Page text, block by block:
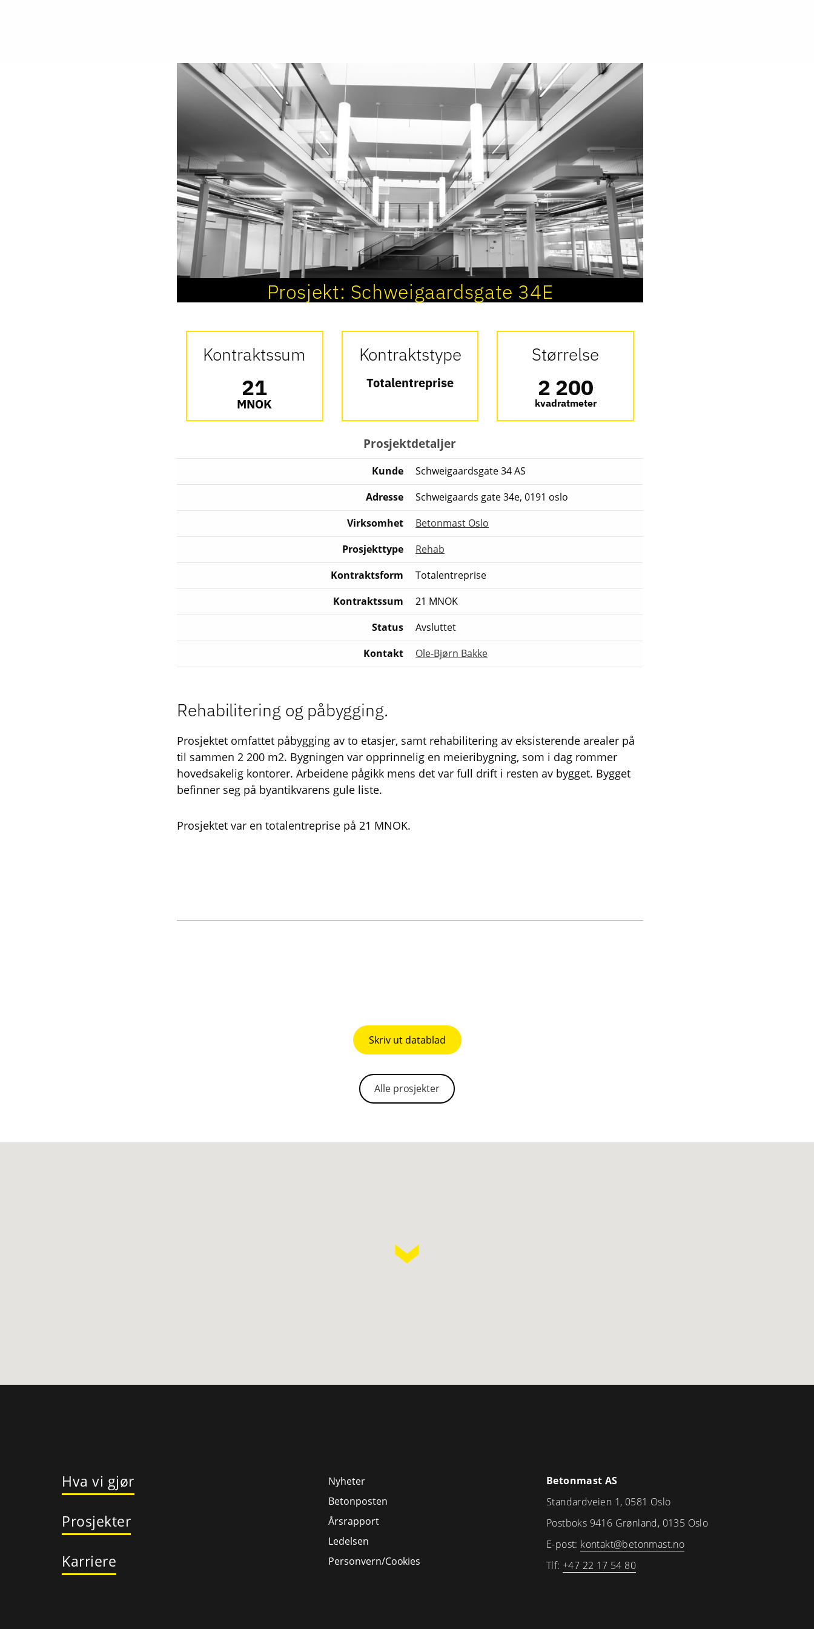
Prosjekt: Schweigaardsgate 34E
Kontraktssum
21
MNOK
Kontraktstype
Totalentreprise
Størrelse
2 200
kvadratmeter
Prosjektdetaljer
Kunde
Schweigaardsgate 34 AS
Adresse
Schweigaards gate 34e, 0191 oslo
Virksomhet
Betonmast Oslo
Prosjekttype
Rehab
Kontraktsform
Totalentreprise
Kontraktssum
21 MNOK
Status
Avsluttet
Kontakt
Ole-Bjørn Bakke
Rehabilitering og påbygging.
Prosjektet omfattet påbygging av to etasjer, samt rehabilitering av eksisterende arealer på
til sammen 2 200 m2. Bygningen var opprinnelig en meieribygning, som i dag rommer
hovedsakelig kontorer. Arbeidene pågikk mens det var full drift i resten av bygget. Bygget
befinner seg på byantikvarens gule liste.
Prosjektet var en totalentreprise på 21 MNOK.
Skriv ut datablad
Alle prosjekter
Hva vi gjør
Prosjekter
Karriere
Nyheter
Betonposten
Årsrapport
Ledelsen
Personvern/Cookies
Betonmast AS
Standardveien 1, 0581 Oslo
Postboks 9416 Grønland, 0135 Oslo
E-post: kontakt@betonmast.no
Tlf: +47 22 17 54 80